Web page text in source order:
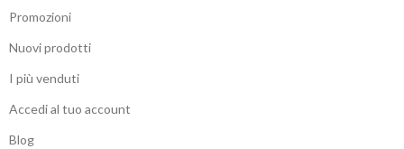
Promozioni
Nuovi prodotti
I più venduti
Accedi al tuo account
Blog